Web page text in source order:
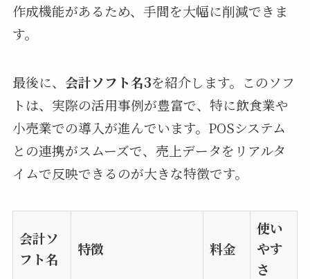
作成機能があるため、手間を大幅に削減できま
す。
最後に、 会計ソフト名3を紹介します。このソフ
トは、実際の活用事例が豊富で、特に飲食業や
小売業での導入が進んでいます。POSシステム
との連携がスムーズで、売上データをリアルタ
イムで反映できるのが大きな特徴です。
会計ソ
フト名
特徴 料金
使い
やす
さ